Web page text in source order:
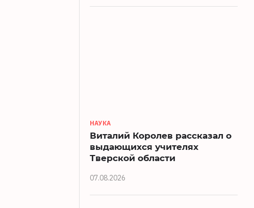
НАУКА
Виталий Королев рассказал о
выдающихся учителях
Тверской области
07.08.2026